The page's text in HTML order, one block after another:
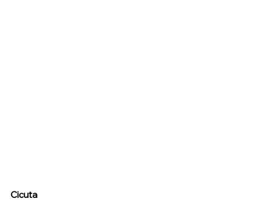
Cicuta